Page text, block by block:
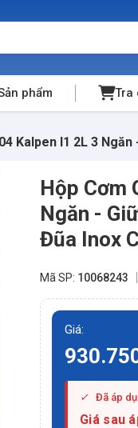
phẩm Tra
Kalpen I1 2L 3
Hộp Cơm
Ngăn -
Đũa Inox
Mã SP: 10068243
Giá:
✓ Đã áp
Giá sau